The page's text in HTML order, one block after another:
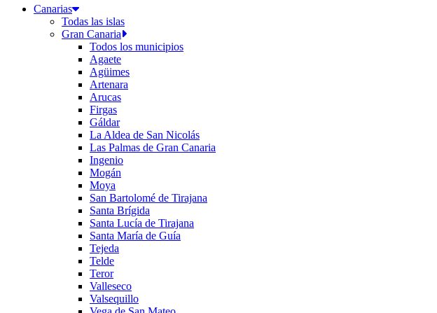
Canarias
Todas las islas
Gran Canaria
Todos los municipios
Agaete
Agüimes
Artenara
Arucas
Firgas
Gáldar
La Aldea de San Nicolás
Las Palmas de Gran Canaria
Ingenio
Mogán
Moya
San Bartolomé de Tirajana
Santa Brígida
Santa Lucía de Tirajana
Santa María de Guía
Tejeda
Telde
Teror
Valleseco
Valsequillo